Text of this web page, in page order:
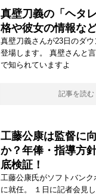
真壁刀義の「ヘタ
格や彼女の情報な
真壁刀義さんが23日のダ
登場します。 真壁さんと
で知られていますよ
記事を読む
工藤公康は監督に
か？年俸・指導方
底検証！
工藤公康氏がソフトバン
に就任。 １日に記者会見